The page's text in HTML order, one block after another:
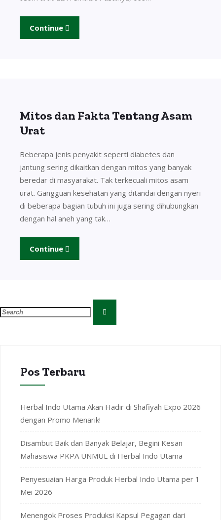
Continue
Mitos dan Fakta Tentang Asam
Urat
Beberapa jenis penyakit seperti diabetes dan
jantung sering dikaitkan dengan mitos yang banyak
beredar di masyarakat. Tak terkecuali mitos asam
urat. Gangguan kesehatan yang ditandai dengan nyeri
di beberapa bagian tubuh ini juga sering dihubungkan
dengan hal aneh yang tak…
Continue
Pos Terbaru
Herbal Indo Utama Akan Hadir di Shafiyah Expo 2026
dengan Promo Menarik!
Disambut Baik dan Banyak Belajar, Begini Kesan
Mahasiswa PKPA UNMUL di Herbal Indo Utama
Penyesuaian Harga Produk Herbal Indo Utama per 1
Mei 2026
Menengok Proses Produksi Kapsul Pegagan dari